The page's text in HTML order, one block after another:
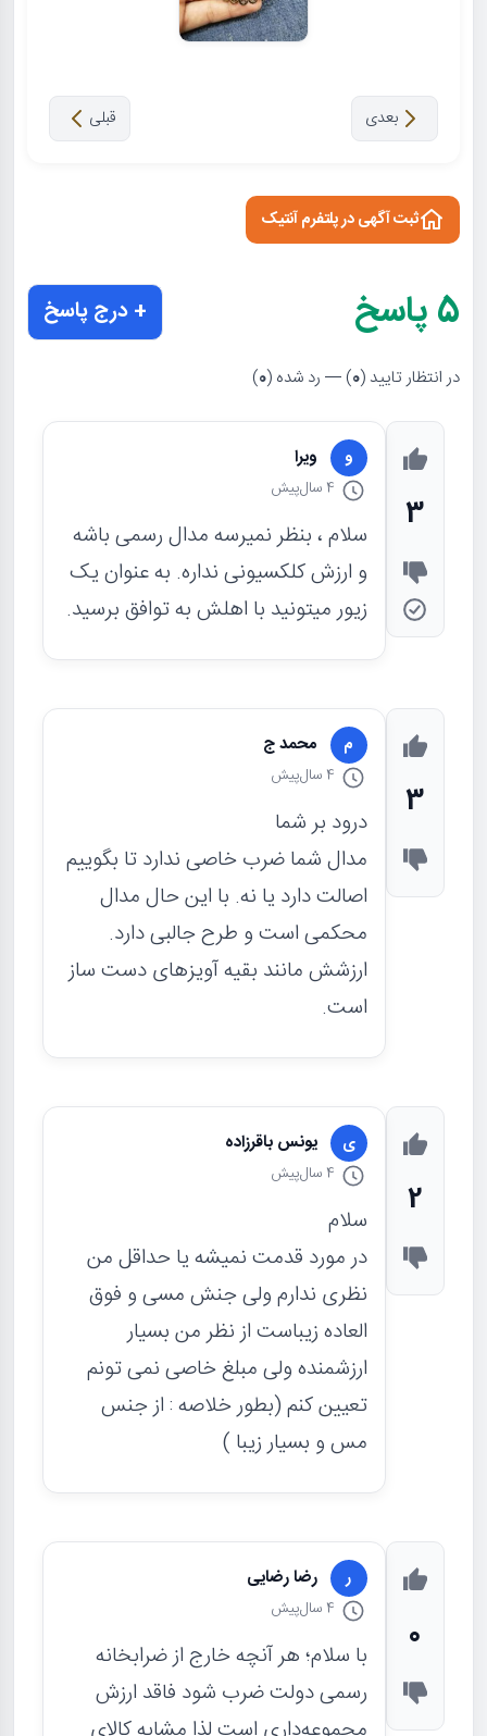
قبلی بعدی
ثبت آگهی در پلتفرم آنتیک
5پاسخ + درج پاسخ
در انتظار تایید (0) — رد شده (0
)
3
و ویرا
4 سال پیش
سلام ، بنظر نمیرسه مدال رسمی باشه
و ارزش کلکسیونی نداره. به عنوان یک
زیور میتونید با اهلش به توافق برسید.
3
م محمد ج
4 سال پیش
درود بر شما
مدال شما ضرب خاصی ندارد تا بگوییم
اصالت دارد یا نه. با این حال مدال
محکمی است و طرح جالبی دارد.
ارزشش مانند بقیه آویزهای دست ساز
است.
2
ی یونس باقرزاده
4 سال پیش
سلام
در مورد قدمت نمیشه یا حداقل من
نظری ندارم ولی جنش مسی و فوق
العاده زیباست از نظر من بسیار
ارزشمنده ولی مبلغ خاصی نمی تونم
تعیین کنم (بطور خلاصه : از جنس
مس و بسیار زیبا )
0
ر رضا رضایی
4 سال پیش
با سلام؛ هر آنچه خارج از ضرابخانه
رسمی دولت ضرب شود فاقد ارزش